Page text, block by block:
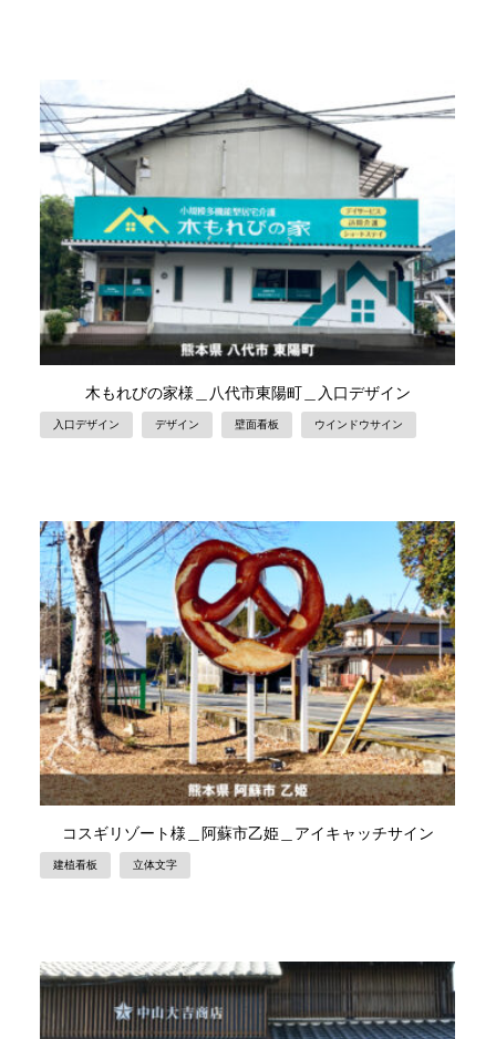
木もれびの家様＿八代市東陽町＿入口デザイン
入口デザイン デザイン 壁面看板 ウインドウサイン
コスギリゾート様＿阿蘇市乙姫＿アイキャッチサイン
建植看板 立体文字